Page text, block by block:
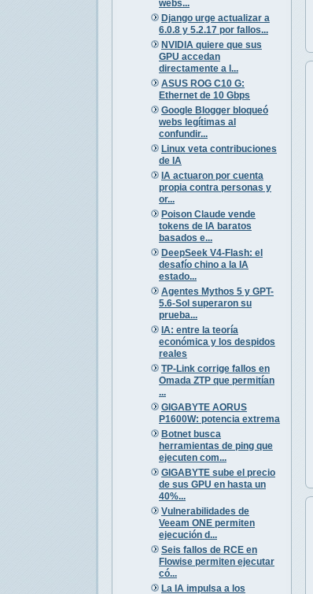
webs...
Django urge actualizar a
6.0.8 y 5.2.17 por fallos...
NVIDIA quiere que sus
GPU accedan
directamente a l...
ASUS ROG C10 G:
Ethernet de 10 Gbps
Google Blogger bloqueó
webs legítimas al
confundir...
Linux veta contribuciones
de IA
IA actuaron por cuenta
propia contra personas y
or...
Poison Claude vende
tokens de IA baratos
basados e...
DeepSeek V4-Flash: el
desafío chino a la IA
estado...
Agentes Mythos 5 y GPT-
5.6-Sol superaron su
prueba...
IA: entre la teoría
económica y los despidos
reales
TP-Link corrige fallos en
Omada ZTP que permitían
...
GIGABYTE AORUS
P1600W: potencia extrema
Botnet busca
herramientas de ping que
ejecuten com...
GIGABYTE sube el precio
de sus GPU en hasta un
40%...
Vulnerabilidades de
Veeam ONE permiten
ejecución d...
Seis fallos de RCE en
Flowise permiten ejecutar
có...
La IA impulsa a los